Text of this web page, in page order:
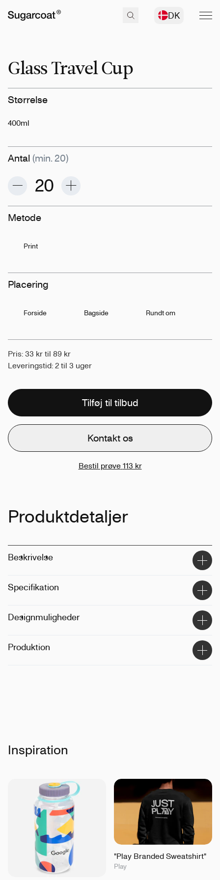
DK
Glass Travel Cup
Størrelse
400ml
Antal (min. 20)
Metode
Print
Placering
Forside Bagside Rundt om
Pris: 33 kr til 89 kr
Leveringstid: 2 til 3 uger
Tilføj til tilbud
Kontakt os
Bestil prøve 113 kr
Produktdetaljer
Beskrivelse
Specifikation
Størrelse:400ml
Designmuligheder
Metode:Print
Produktion
Inspiration
"Play Branded Sweatshirt"
Play